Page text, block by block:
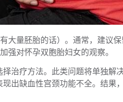
大量胚胎的话）。通常，建议
强对怀孕双胞胎妇女的观察。
治疗方法。此类问题将单独解
出缺血性宫颈功能不全。结果